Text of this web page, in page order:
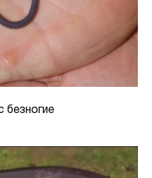
безногие